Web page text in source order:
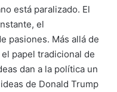
está paralizado. El
el
pasiones. Más allá de
papel tradicional de
dan a la política un
de Donald Trump